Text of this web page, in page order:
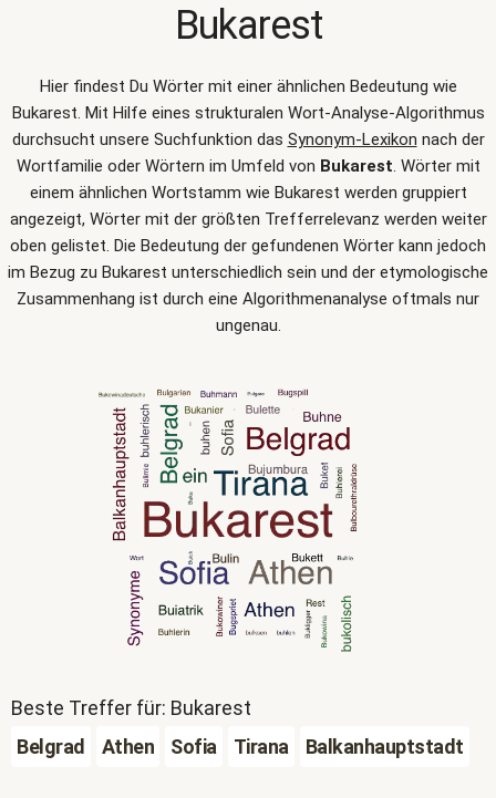
Bukarest
Hier findest Du Wörter mit einer ähnlichen Bedeutung wie
Bukarest. Mit Hilfe eines strukturalen Wort-Analyse-Algorithmus
durchsucht unsere Suchfunktion das Synonym-Lexikon nach der
Wortfamilie oder Wörtern im Umfeld von Bukarest. Wörter mit
einem ähnlichen Wortstamm wie Bukarest werden gruppiert
angezeigt, Wörter mit der größten Trefferrelevanz werden weiter
oben gelistet. Die Bedeutung der gefundenen Wörter kann jedoch
im Bezug zu Bukarest unterschiedlich sein und der etymologische
Zusammenhang ist durch eine Algorithmenanalyse oftmals nur
ungenau.
Beste Treffer für: Bukarest
Belgrad
Athen Sofia Tirana Balkanhauptstadt